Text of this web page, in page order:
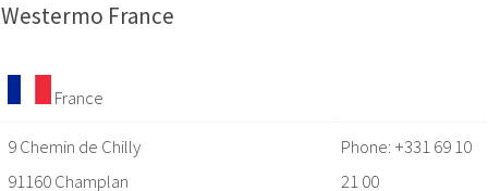
Westermo France
France
9 Chemin de Chilly
91160 Champlan
Phone: +331 69 10
21 00